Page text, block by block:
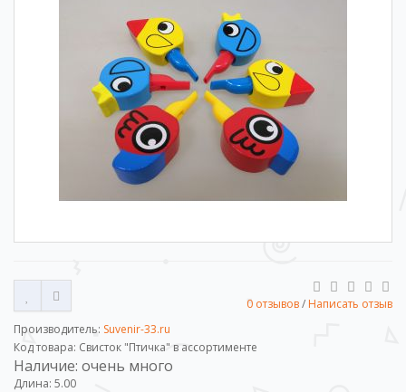
0 отзывов/ Написать отзыв
Производитель: Suvenir-33.ru
Код товара: Свисток "Птичка" в ассортименте
Наличие: очень много
Длина: 5.00